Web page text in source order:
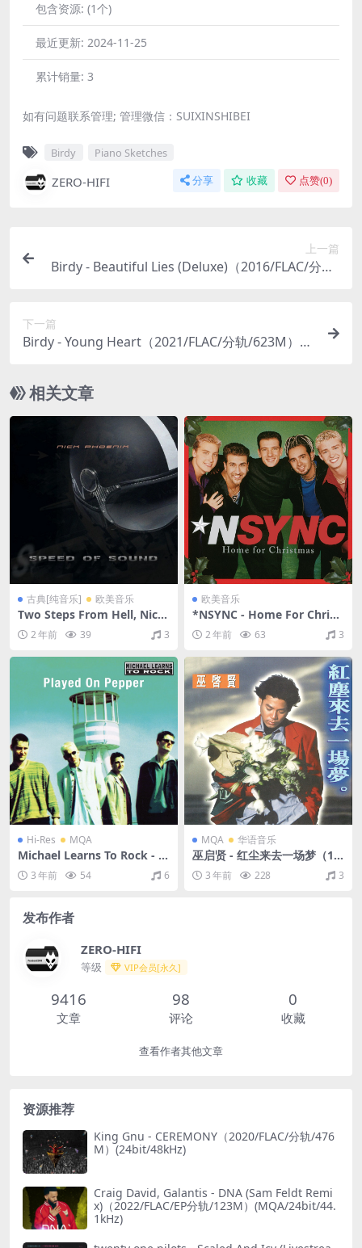
包含资源: (1个)
最近更新: 2024-11-25
累计销量: 3
如有问题联系管理; 管理微信：SUIXINSHIBEI
Birdy Piano Sketches
ZERO-HIFI 分享 收藏 点赞(0)
上一篇
Birdy - Beautiful Lies (Deluxe)（2016/FLAC/分轨/
下一篇
Birdy - Young Heart（2021/FLAC/分轨/623M）
相关文章
古典[纯音乐] 欧美音乐
Two Steps From Hell, Nick
Phoenix - Speed of Sound
（2013/FLAC/分轨/331M）
2 年前 39 3
欧美音乐
*NSYNC - Home For Christ
mas (Deluxe Version)（199
8/FLAC/分轨/447M）
2 年前 63 3
Hi-Res MQA
Michael Learns To Rock - Pl
ayed on Pepper (2014 Rem
aster)（1995/FLAC/分轨/82
3 年前 54 6
MQA 华语音乐
巫启贤 - 红尘来去一场梦（19
93/FLAC/分轨/269M）(MQ
A/16bit/44.1kHz)
3 年前 228 3
发布作者
ZERO-HIFI
等级 VIP会员[永久]
9416
文章
98
评论
0
收藏
查看作者其他文章
资源推荐
King Gnu - CEREMONY（2020/FLAC/分轨/476
M）(24bit/48kHz)
Craig David, Galantis - DNA (Sam Feldt Remi
x)（2022/FLAC/EP分轨/123M）(MQA/24bit/44.
1kHz)